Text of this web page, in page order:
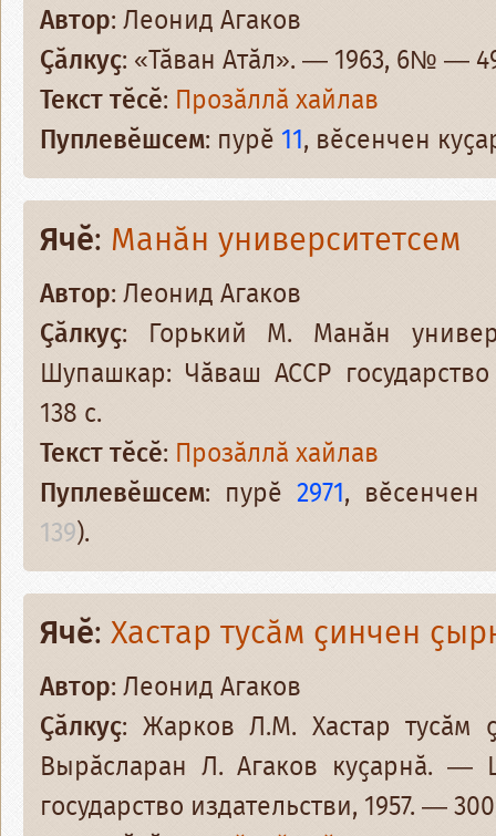
Автор: Леонид Агаков
Ҫӑлкуҫ: «Тӑван Атӑл». — 1963, 6№ —
Текст тӗсӗ: Прозӑллӑ хайлав
Пуплевӗшсем: пурӗ 11, вӗсенчен
Ячӗ: Манӑн университетсем
Автор: Леонид Агаков
Ҫӑлкуҫ: Горький М. Манӑн
Шупашкар: Чӑваш АССР
138 с.
Текст тӗсӗ: Прозӑллӑ хайлав
Пуплевӗшсем: пурӗ 2971,
139).
Ячӗ: Хастар тусӑм ҫинчен
Автор: Леонид Агаков
Ҫӑлкуҫ: Жарков Л.М. Хастар тусӑм
Вырӑсларан Л. Агаков куҫарнӑ. —
государство издательстви, 1957. —